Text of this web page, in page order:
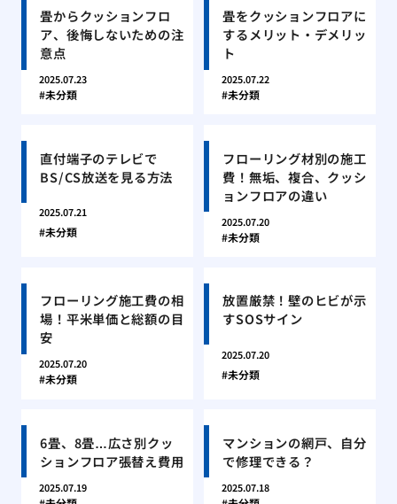
畳からクッションフロ
ア、後悔しないための注
意点
2025.07.23
未分類
畳をクッションフロアに
するメリット・デメリッ
ト
2025.07.22
未分類
直付端子のテレビで
BS/CS放送を見る方法
2025.07.21
未分類
フローリング材別の施工
費！無垢、複合、クッシ
ョンフロアの違い
2025.07.20
未分類
フローリング施工費の相
場！平米単価と総額の目
安
2025.07.20
未分類
放置厳禁！壁のヒビが示
すSOSサイン
2025.07.20
未分類
6畳、8畳…広さ別クッ
ションフロア張替え費用
2025.07.19
マンションの網戸、自分
で修理できる？
2025.07.18